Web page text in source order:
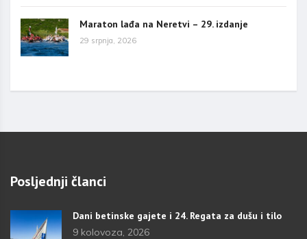
Maraton lađa na Neretvi – 29. izdanje
29 srpnja, 2026
Posljednji članci
Dani betinske gajete i 24. Regata za dušu i tilo
9 kolovoza, 2026